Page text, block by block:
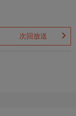
次回放送